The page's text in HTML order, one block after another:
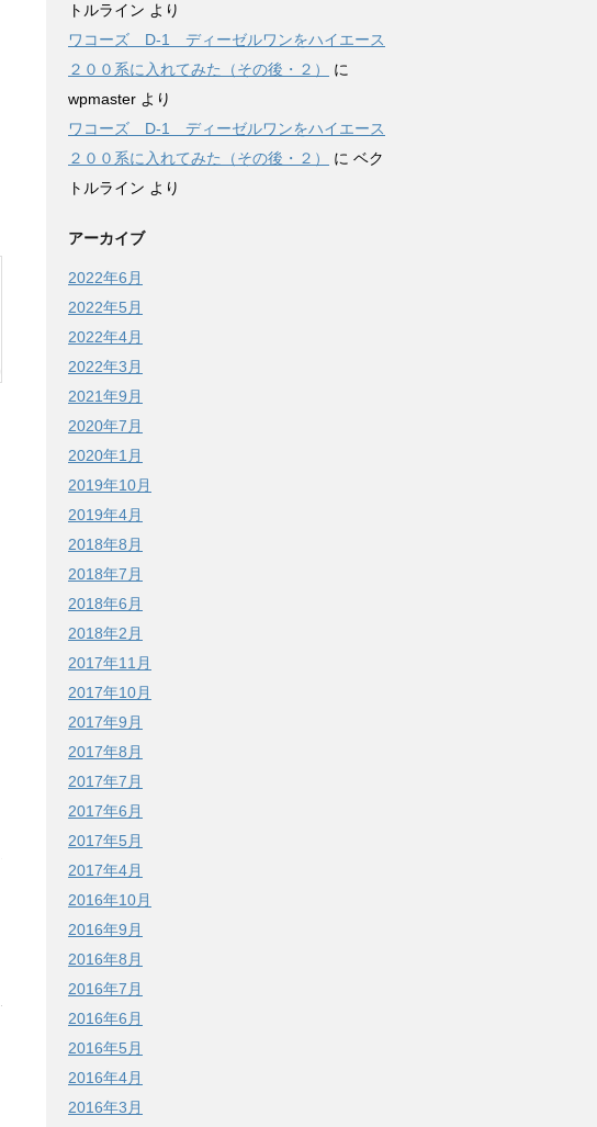
トルライン より
ワコーズ D-1 ディーゼルワンをハイエース
２００系に入れてみた（その後・２）
に
wpmaster より
ワコーズ D-1 ディーゼルワンをハイエース
２００系に入れてみた（その後・２）
に ベク
トルライン より
アーカイブ
2022年6月
2022年5月
2022年4月
2022年3月
2021年9月
2020年7月
2020年1月
2019年10月
2019年4月
2018年8月
2018年7月
2018年6月
2018年2月
2017年11月
2017年10月
2017年9月
2017年8月
2017年7月
2017年6月
2017年5月
2017年4月
2016年10月
2016年9月
2016年8月
2016年7月
2016年6月
2016年5月
2016年4月
2016年3月